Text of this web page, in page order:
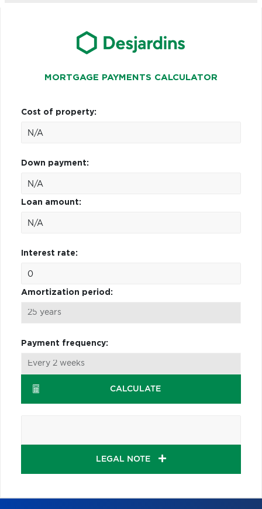
MORTGAGE PAYMENTS CALCULATOR
Cost of property:
Down payment:
Loan amount:
Interest rate:
Amortization period:
Payment frequency:
CALCULATE
LEGAL NOTE